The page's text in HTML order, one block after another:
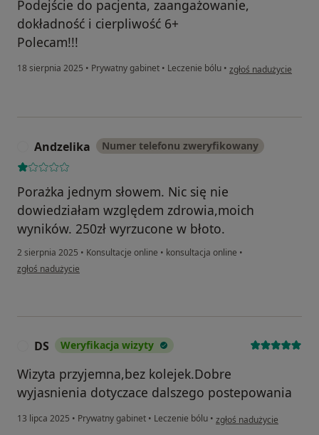
Podejście do pacjenta, zaangażowanie,
dokładność i cierpliwość 6+
Polecam!!!
18 sierpnia 2025 • Prywatny gabinet • Leczenie bólu • w opinii użytkownika
zgłoś nadużycie
Andzelika Numer telefonu zweryfikowany
Porażka jednym słowem. Nic się nie
dowiedziałam względem zdrowia,moich
wyników. 250zł wyrzucone w błoto.
2 sierpnia 2025 • Konsultacje online • konsultacja online •
w opinii użytkownika Andzelika
zgłoś nadużycie
DS Weryfikacja wizyty
Wizyta przyjemna,bez kolejek.Dobre
wyjasnienia dotyczace dalszego postepowania
13 lipca 2025 • Prywatny gabinet • Leczenie bólu • w opinii użytkownika DS
zgłoś nadużycie